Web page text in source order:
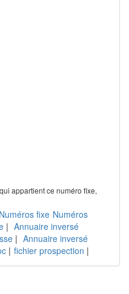
appartient ce numéro fixe,
Numéros fixe Numéros
| Annuaire inversé
| Annuaire inversé
| fichier prospection |